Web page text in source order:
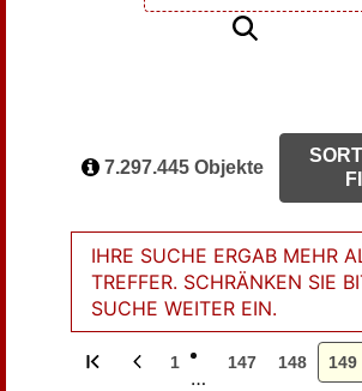
7.297.445 Objekte
IHRE SUCHE ERGAB MEHR
TREFFER. SCHRÄNKEN SIE
SUCHE WEITER EIN.
1
…
147 148 149